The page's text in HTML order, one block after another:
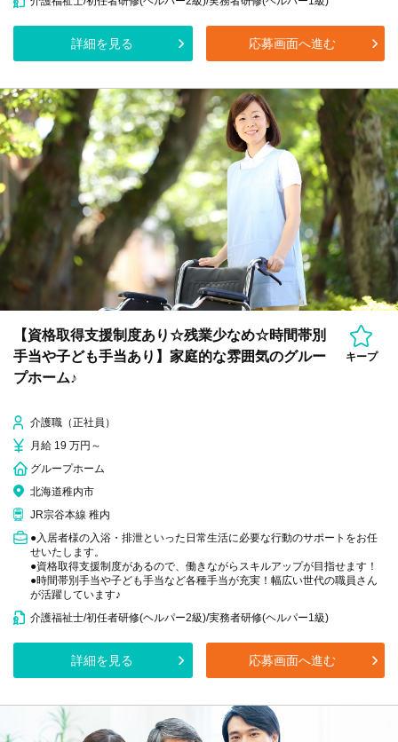
詳細を見る 応募画面へ進む
【資格取得支援制度あり☆残業少なめ☆時間帯別
手当や子ども手当あり】家庭的な雰囲気のグルー
プホーム♪
キープ
介護職（正社員）
月給 19 万円～
グループホーム
北海道稚内市
JR宗谷本線 稚内
●入居者様の入浴・排泄といった日常生活に必要な行動のサポートをお任
せいたします。
●資格取得支援制度があるので、働きながらスキルアップが目指せます！
●時間帯別手当や子ども手当など各種手当が充実！幅広い世代の職員さん
が活躍しています♪
介護福祉士/初任者研修(ヘルパー2級)/実務者研修(ヘルパー1級)
詳細を見る 応募画面へ進む